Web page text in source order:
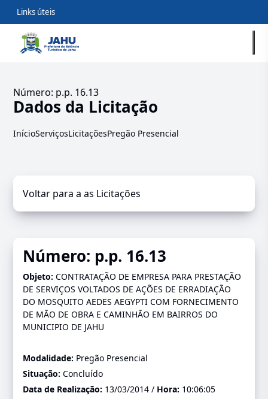
Links úteis
Número: p.p. 16.13
Dados da Licitação
InícioServiçosLicitaçõesPregão Presencial
Voltar para a as Licitações
Número: p.p. 16.13
Objeto:CONTRATAÇÃO DE EMPRESA PARA PRESTAÇÃO
DE SERVIÇOS VOLTADOS DE AÇÕES DE ERRADIAÇÃO
DO MOSQUITO AEDES AEGYPTI COM FORNECIMENTO
DE MÃO DE OBRA E CAMINHÃO EM BAIRROS DO
MUNICIPIO DE JAHU
Modalidade: Pregão Presencial
Situação:Concluído
Data de Realização: 13/03/2014 / Hora: 10:06:05